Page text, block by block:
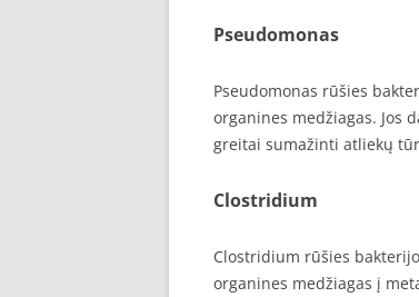
Pseudomonas
Pseudomonas rūšies
organines medžiagas. Jos
greitai sumažinti atliekų
Clostridium
Clostridium rūšies
organines medžiagas į